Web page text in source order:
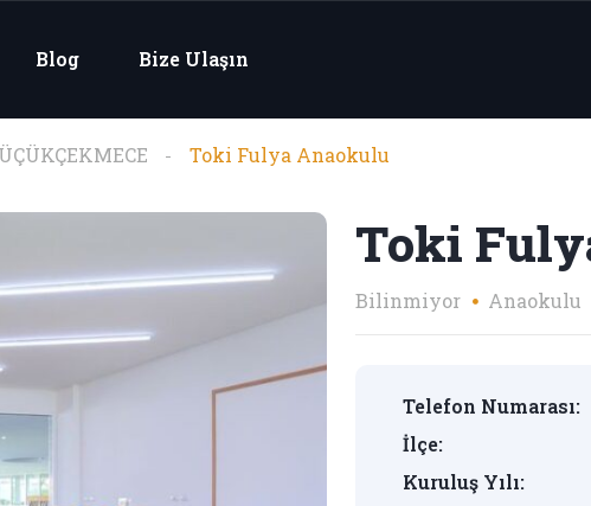
Blog Bize Ulaşın
Toki Fulya Anaokulu
Toki
Bilinmiyor Anaokulu
Telefon Numarası:
İlçe:
Kuruluş Yılı: